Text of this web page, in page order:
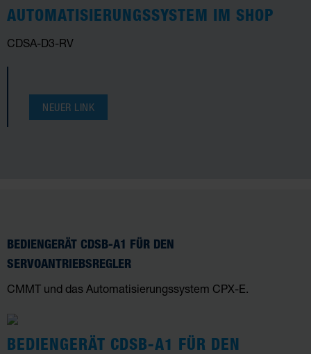
AUTOMATISIERUNGSSYSTEM IM SHOP
CDSA-D3-RV
NEUER LINK
BEDIENGERÄT CDSB-A1 FÜR DEN
SERVOANTRIEBSREGLER
CMMT und das Automatisierungssystem CPX-E.
BEDIENGERÄT CDSB-A1 FÜR DEN